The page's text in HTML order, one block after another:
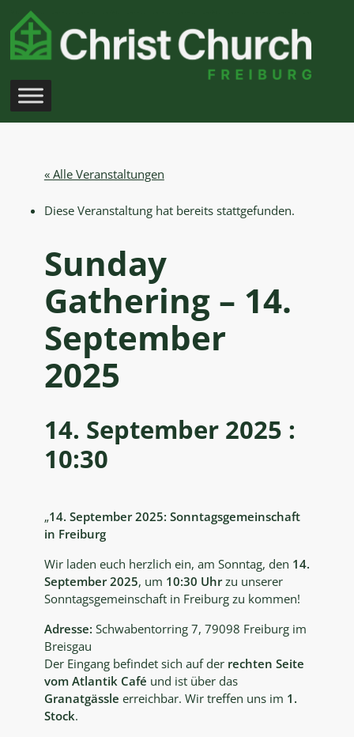
« Alle Veranstaltungen
Diese Veranstaltung hat bereits stattgefunden.
Sunday
Gathering – 14.
September
2025
14. September 2025 :
10:30
„14. September 2025: Sonntagsgemeinschaft
in Freiburg
Wir laden euch herzlich ein, am Sonntag, den 14.
September 2025, um 10:30 Uhrzu unserer
Sonntagsgemeinschaft in Freiburg zu kommen!
Adresse: Schwabentorring 7, 79098 Freiburg im
Breisgau
Der Eingang befindet sich auf der rechten Seite
vom Atlantik Café und ist über das
Granatgässle erreichbar. Wir treffen uns im 1.
Stock.